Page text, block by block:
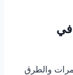
في
والطرق